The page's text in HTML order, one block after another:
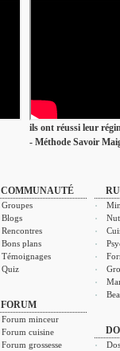
ils ont réussi leur
- Méthode Savoir
COMMUNAUTÉ
Groupes
Blogs
Rencontres
Bons plans
Témoignages
Quiz
FORUM
Forum minceur
Forum cuisine
Forum grossesse